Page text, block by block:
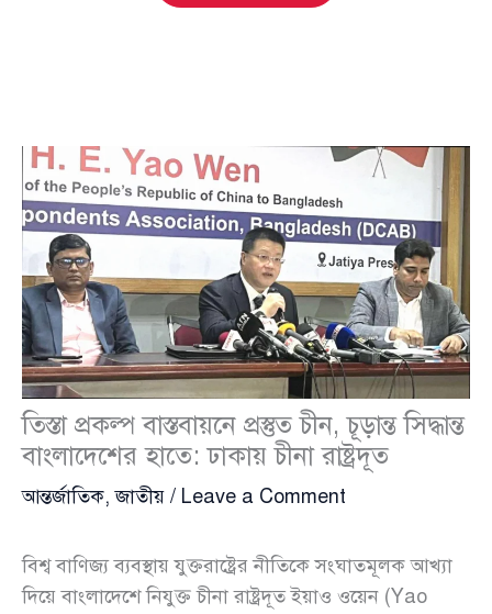
তিস্তা প্রকল্প বাস্তবায়নে প্রস্তুত চীন, চূড়ান্ত সিদ্ধান্ত
বাংলাদেশের হাতে: ঢাকায় চীনা রাষ্ট্রদূত
আন্তর্জাতিক,জাতীয় / Leave a Comment
বিশ্ব বাণিজ্য ব্যবস্থায় যুক্তরাষ্ট্রের নীতিকে সংঘাতমূলক আখ্যা
দিয়ে বাংলাদেশে নিযুক্ত চীনা রাষ্ট্রদূত ইয়াও ওয়েন (Yao